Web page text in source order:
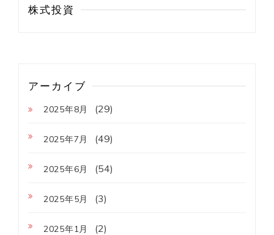
株式投資
アーカイブ
2025年8月 (29)
2025年7月 (49)
2025年6月 (54)
2025年5月 (3)
2025年1月 (2)